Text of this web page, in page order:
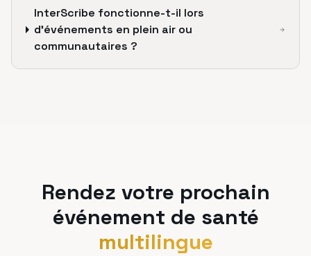
InterScribe fonctionne-t-il lors
d'événements en plein air ou
communautaires ?
Rendez votre prochain
événement de santé
multilingue